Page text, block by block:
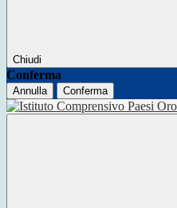
Chiudi
Conferma
Annulla Conferma